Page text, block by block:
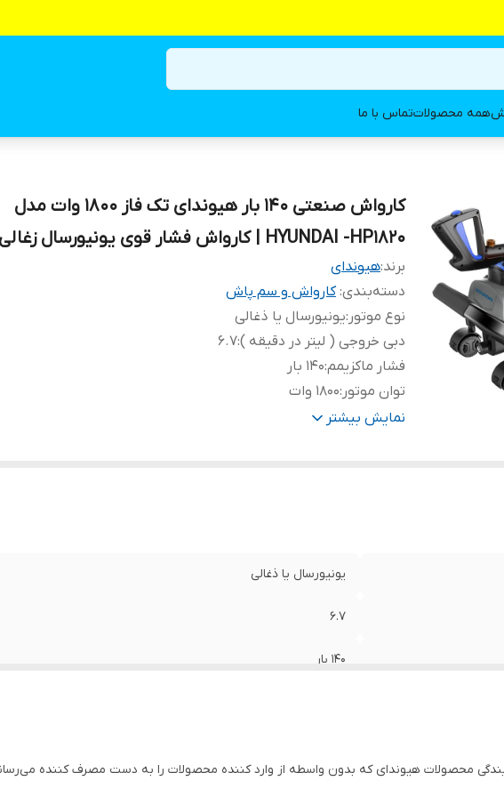
همه محصولاتتماس با ما
کارواش صنعتی ۱۴۰ بار هیوندای تک فاز ۱۸۰۰ وات مدل
HYUNDAI -HP1820 | کارواش فشار قوی یونیورسال زغالی کره ای
برند:هیوندای
دسته‌بندی:کارواش و سم پاش
نوع موتور :یونیورسال یا ذغالی
دبی خروجی ( لیتر در دقیقه ):۶.۷
فشار ماکزیمم:۱۴۰ بار
توان موتور :۱۸۰۰ وات
طول شیلنگ:۵ مترنمایش بیشتر
یونیورسال یا ذغالی
۶.۷
۱۴۰ بار
محصولات هیوندای که بدون واسطه از وارد کننده محصولات را به دست مصرف کننده